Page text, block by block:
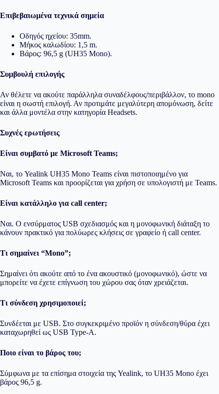
Επιβεβαιωμένα τεχνικά σημεία
Οδηγός ηχείου: 35mm.
Μήκος καλωδίου: 1,5 m.
Βάρος: 96,5 g (UH35 Mono).
Συμβουλή επιλογής
Αν θέλετε να ακούτε παράλληλα συναδέλφους/περιβάλλον, το mono
είναι η σωστή επιλογή. Αν προτιμάτε μεγαλύτερη απομόνωση, δείτε
και άλλα μοντέλα στην κατηγορία Headsets.
Συχνές ερωτήσεις
Είναι συμβατό με Microsoft Teams;
Ναι, το Yealink UH35 Mono Teams είναι πιστοποιημένο για
Microsoft Teams και προορίζεται για χρήση σε υπολογιστή με Teams.
Είναι κατάλληλο για call center;
Ναι. Ο ενσύρματος USB σχεδιασμός και η μονοφωνική διάταξη το
κάνουν πρακτικό για πολύωρες κλήσεις σε γραφείο ή call center.
Τι σημαίνει “Mono”;
Σημαίνει ότι ακούτε από το ένα ακουστικό (μονοφωνικό), ώστε να
μπορείτε να έχετε επίγνωση του χώρου σας όταν χρειάζεται.
Τι σύνδεση χρησιμοποιεί;
Συνδέεται με USB. Στο συγκεκριμένο προϊόν η σύνδεση/θύρα έχει
καταχωρηθεί ως USB Type-A.
Ποιο είναι το βάρος του;
Σύμφωνα με τα επίσημα στοιχεία της Yealink, το UH35 Mono έχει
βάρος 96,5 g.